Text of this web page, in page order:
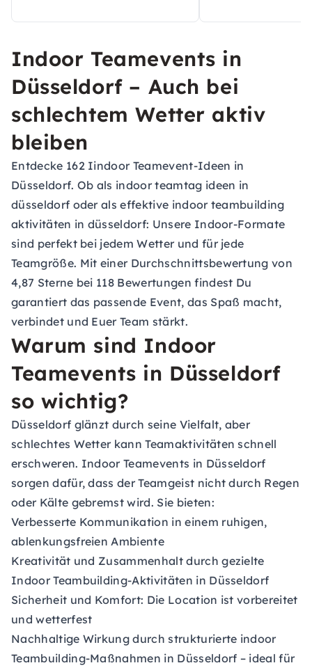
Indoor Teamevents in
Düsseldorf – Auch bei
schlechtem Wetter aktiv
bleiben
Entdecke 162 Iindoor Teamevent-Ideen in
Düsseldorf. Ob als indoor teamtag ideen in
düsseldorf oder als effektive indoor teambuilding
aktivitäten in düsseldorf: Unsere Indoor-Formate
sind perfekt bei jedem Wetter und für jede
Teamgröße. Mit einer Durchschnittsbewertung von
4,87 Sterne bei 118 Bewertungen findest Du
garantiert das passende Event, das Spaß macht,
verbindet und Euer Team stärkt.
Warum sind Indoor
Teamevents in Düsseldorf
so wichtig?
Düsseldorf glänzt durch seine Vielfalt, aber
schlechtes Wetter kann Teamaktivitäten schnell
erschweren. Indoor Teamevents in Düsseldorf
sorgen dafür, dass der Teamgeist nicht durch Regen
oder Kälte gebremst wird. Sie bieten:
Verbesserte Kommunikation in einem ruhigen,
ablenkungsfreien Ambiente
Kreativität und Zusammenhalt durch gezielte
Indoor Teambuilding-Aktivitäten in Düsseldorf
Sicherheit und Komfort: Die Location ist vorbereitet
und wetterfest
Nachhaltige Wirkung durch strukturierte indoor
Teambuilding-Maßnahmen in Düsseldorf – ideal für